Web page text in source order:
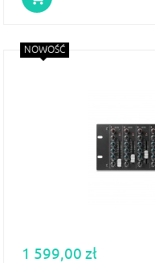
NOWOŚĆ
1 599,00 zł